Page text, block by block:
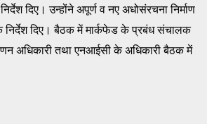
दिए। उन्होंने अपूर्ण व नए अधोसंरचना निर्माण
निर्देश दिए। बैठक में मार्कफेड के प्रबंध संचालक
अधिकारी तथा एनआईसी के अधिकारी बैठक में